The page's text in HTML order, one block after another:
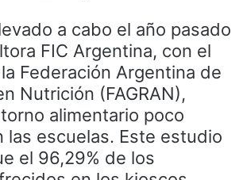
a cabo el año pasado
FIC Argentina, con el
Federación Argentina de
Nutrición (FAGRAN),
alimentario poco
las escuelas. Este estudio
el 96,29% de los